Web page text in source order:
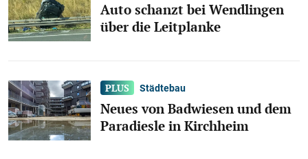
Auto schanzt bei Wendlingen
über die Leitplanke
Städtebau
Neues von Badwiesen und dem
Paradiesle in Kirchheim